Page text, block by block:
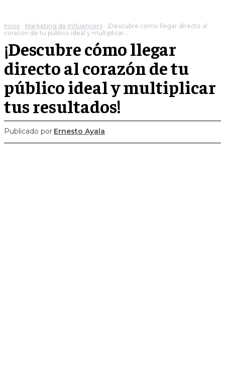
Inicio Marketing de Influencers
¡Descubre cómo llegar directo al
corazón de tu público ideal y multiplicar...
¡Descubre cómo llegar
directo al corazón de tu
público ideal y multiplicar
tus resultados!
Publicado por Ernesto Ayala